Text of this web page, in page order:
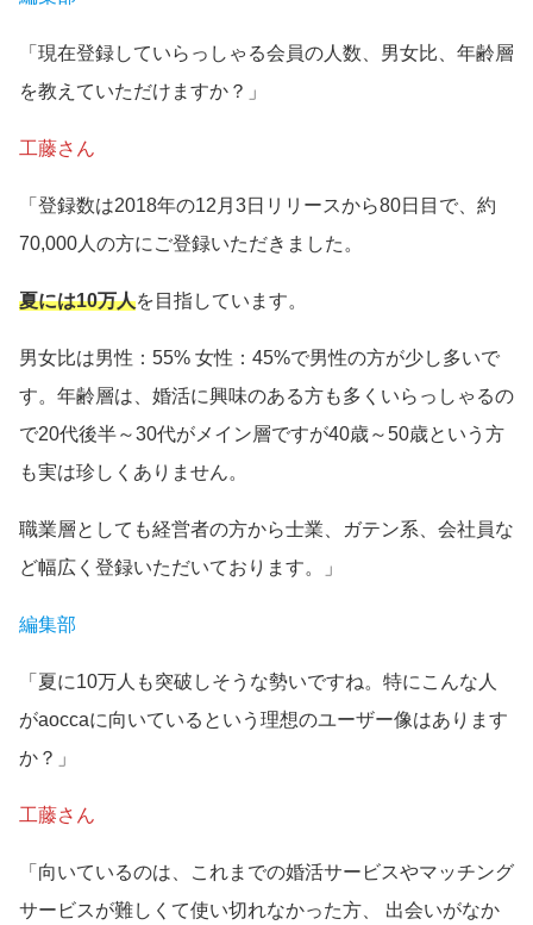
「現在登録していらっしゃる会員の人数、男女比、年齢層
を教えていただけますか？」
工藤さん
「登録数は2018年の12月3日リリースから80日目で、約
70,000人の方にご登録いただきました。
夏には10万人を目指しています。
男女比は男性：55% 女性：45%で男性の方が少し多いで
す。年齢層は、婚活に興味のある方も多くいらっしゃるの
で20代後半～30代がメイン層ですが40歳～50歳という方
も実は珍しくありません。
職業層としても経営者の方から士業、ガテン系、会社員な
ど幅広く登録いただいております。」
編集部
「夏に10万人も突破しそうな勢いですね。特にこんな人
がaoccaに向いているという理想のユーザー像はあります
か？」
工藤さん
「向いているのは、これまでの婚活サービスやマッチング
サービスが難しくて使い切れなかった方、 出会いがなか